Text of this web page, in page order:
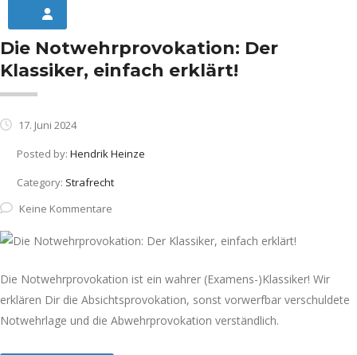
Die Notwehrprovokation: Der
Klassiker, einfach erklärt!
17. Juni 2024
Posted by: Hendrik Heinze
Category: Strafrecht
Keine Kommentare
Die Notwehrprovokation ist ein wahrer (Examens-)Klassiker! Wir
erklären Dir die Absichtsprovokation, sonst vorwerfbar verschuldete
Notwehrlage und die Abwehrprovokation verständlich.